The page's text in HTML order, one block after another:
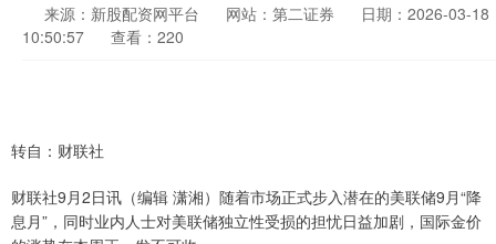
来源：新股配资网平台 网站：第二证券
日期：2026-03-18
10:50:57
查看：220
转自：财联社
财联社9月2日讯（编辑 潇湘）随着市场正式步入潜在的美联储9月“降
息月”，同时业内人士对美联储独立性受损的担忧日益加剧，国际金价